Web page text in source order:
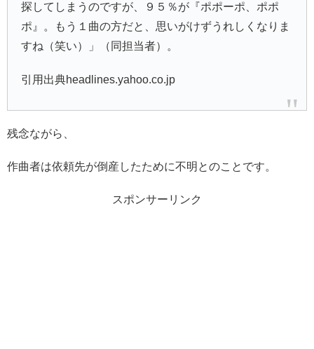
探してしまうのですが、９５％が『ポポーポ、ポポ
ポ』。もう１曲の方だと、思いがけずうれしくなりま
すね（笑い）」（同担当者）。
引用出典headlines.yahoo.co.jp
残念ながら、
作曲者は依頼先が倒産したために不明とのことです。
スポンサーリンク